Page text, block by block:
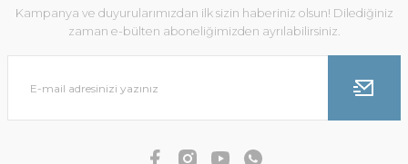
Kampanya ve duyurularımızdan ilk sizin haberiniz olsun! Dilediğiniz
zaman e-bülten aboneliğimizden ayrılabilirsiniz.